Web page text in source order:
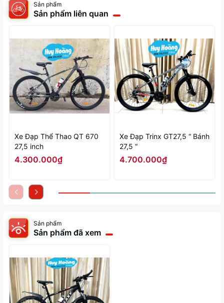
Sản phẩm
Sản phẩm liên quan
Xe Đạp Thể Thao QT 670
27,5 inch
4.300.000₫
Xe Đạp Trinx GT27,5 “ Bánh
27,5 “
4.700.000₫
Sản phẩm
Sản phẩm đã xem